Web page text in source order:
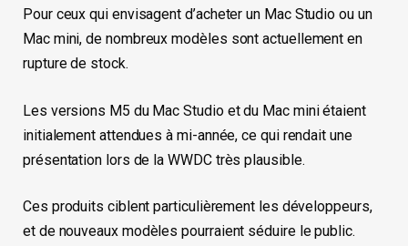
Pour ceux qui envisagent d’acheter un Mac Studio ou un
Mac mini, de nombreux modèles sont actuellement en
rupture de stock.
Les versions M5 du Mac Studio et du Mac mini étaient
initialement attendues à mi-année, ce qui rendait une
présentation lors de la WWDC très plausible.
Ces produits ciblent particulièrement les développeurs,
et de nouveaux modèles pourraient séduire le public.